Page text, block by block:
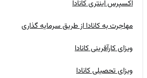
اکسپرس اینتری کانادا
مهاجرت به کانادا از طریق سرمایه گذاری
ویزای کارآفرینی کانادا
ویزای تحصیلی کانادا